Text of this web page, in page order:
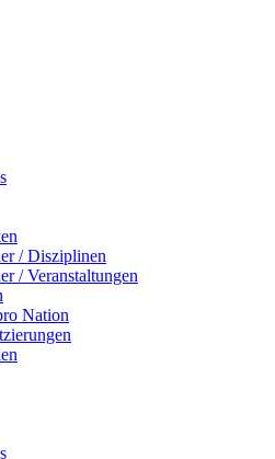
/ Disziplinen
/ Veranstaltungen
Nation